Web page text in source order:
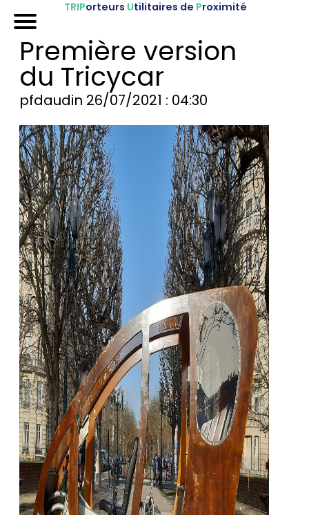
TRIPorteurs Utilitaires de Proximité
Nos véhicules
Références
Sur-mesure
Mariages
A propos
Contactez-nous !
Première version
du Tricycar
pfdaudin 26/07/2021 : 04:30